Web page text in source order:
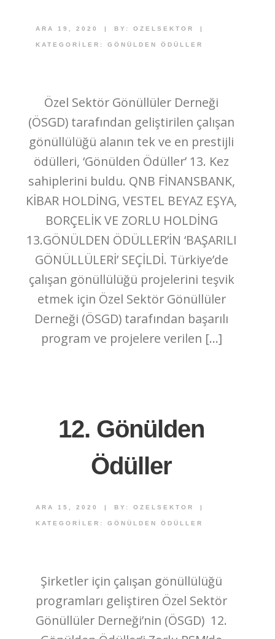
ARA 19, 2020 | BY: OZELSEKTOR |
KATEGORILER: GÖNÜLDEN ÖDÜLLER
Özel Sektör Gönüllüler Derneği
(ÖSGD) tarafından geliştirilen çalışan
gönüllülüğü alanın tek ve en prestijli
ödülleri, ‘Gönülden Ödüller’ 13. Kez
sahiplerini buldu. QNB FİNANSBANK,
KİBAR HOLDİNG, VESTEL BEYAZ EŞYA,
BORÇELİK VE ZORLU HOLDİNG
13.GÖNÜLDEN ÖDÜLLER’İN ‘BAŞARILI
GÖNÜLLÜLERİ’ SEÇİLDİ. Türkiye’de
çalışan gönüllülüğü projelerini teşvik
etmek için Özel Sektör Gönüllüler
Derneği (ÖSGD) tarafından başarılı
program ve projelere verilen […]
12. Gönülden
Ödüller
ARA 15, 2020 | BY: OZELSEKTOR |
KATEGORILER: GÖNÜLDEN ÖDÜLLER
Şirketler için çalışan gönüllülüğü
programları geliştiren Özel Sektör
Gönüllüler Derneği’nin (ÖSGD) 12.